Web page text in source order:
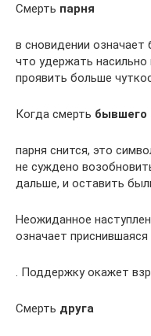
Смерть парня
в сновидении означает
что удержать насильно
проявить больше
Когда смерть бывшего
парня снится, это
не суждено
дальше, и оставить
Неожиданное
означает приснившаяся
. Поддержку окажет
Смерть друга